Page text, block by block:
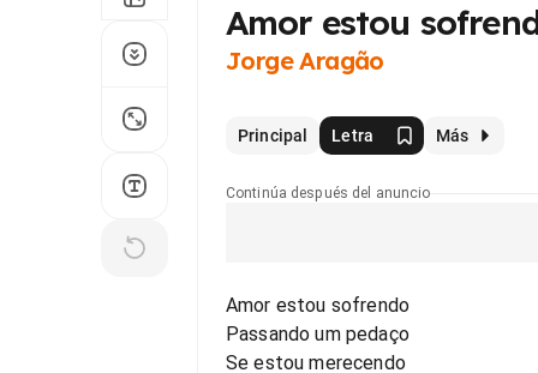
Amor estou
Jorge Aragão
Principal Letra Más
Continúa después del anuncio
Amor estou sofrendo
Passando um pedaço
Se estou merecendo